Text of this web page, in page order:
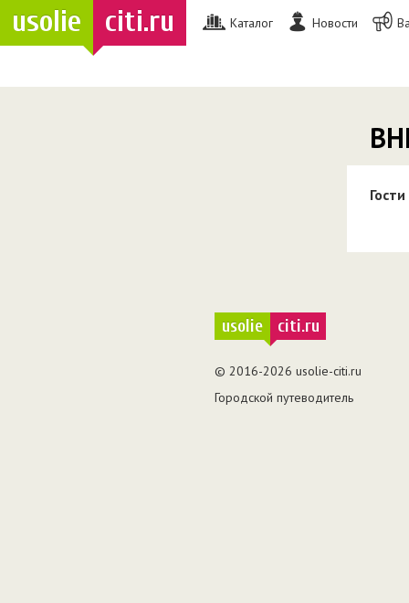
usolie citi.ru Каталог Новости
Гости
usolie citi.ru
© 2016-2026 usolie-citi.ru
Городской путеводитель